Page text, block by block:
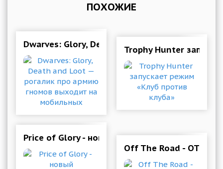
ПОХОЖИЕ
Dwarves: Glory, Death and Loot — рогалик
Trophy Hunter
Price of Glory - новый механический генерал
Off The Road - OTR